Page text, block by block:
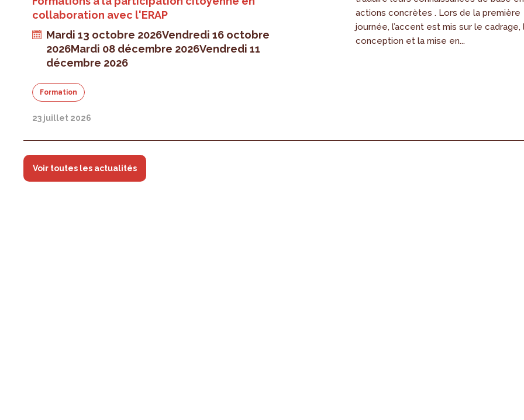
collaboration avec l'ERAP
Mardi 13 octobre 2026Vendredi 16 octobre
2026Mardi 08 décembre 2026Vendredi 11
décembre 2026
Formation
23 juillet 2026
actions concrètes . Lors de la première
journée, l’accent est mis sur le cadrage,
conception et la mise en...
Voir toutes les actualités